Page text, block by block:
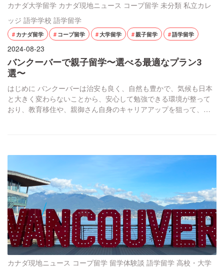
カナダ大学留学 カナダ現地ニュース コープ留学 未分類 私立カレ
ッジ 語学学校 語学留学
カナダ留学 コープ留学 大学留学 親子留学 語学留学
2024-08-23
バンクーバーで親子留学〜選べる最適なプラン3
選〜
はじめに バンクーバーは治安も良く、自然も豊かで、気候も日本
と大きく変わらないことから、安心して勉強できる環境が整って
おり、教育移住や、親御さん自身のキャリアアップを狙って、親
カナダ現地ニュース コープ留学 留学体験談 語学留学 高校・大学